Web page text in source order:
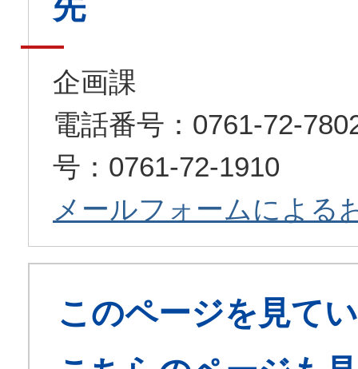
企画課
電話番号：0761-72-
号：0761-72-1910
メールフォームによる
このページを見て